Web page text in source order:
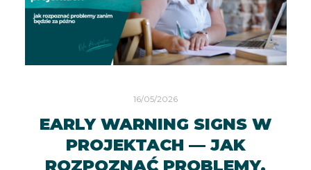
16/05/2026
EARLY WARNING SIGNS W
PROJEKTACH — JAK
ROZPOZNAĆ PROBLEMY,